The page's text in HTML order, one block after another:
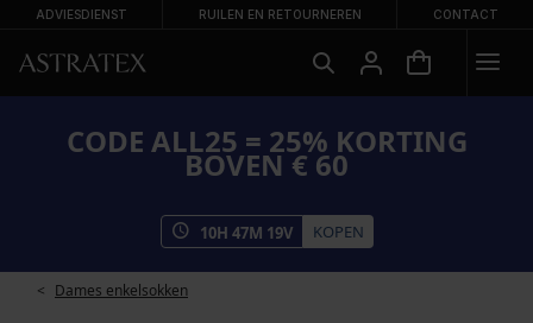
ADVIESDIENST RUILEN EN RETOURNEREN CONTACT
CODE ALL25 = 25% KORTING
BOVEN € 60
10H 47M 19V KOPEN
Dames enkelsokken